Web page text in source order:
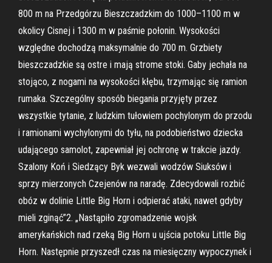
800 m na Przedgórzu Bieszczadzkim do 1000–1100 m w
okolicy Cisnej i 1300 m w paśmie połonin. Wysokości
względne dochodzą maksymalnie do 700 m. Grzbiety
bieszczadzkie są ostre i mają strome stoki. Gaby jechała na
stojąco, z nogami na wysokości kłębu, trzymając się ramion
rumaka. Szczególny sposób biegania przyjęty przez
wszystkie tytanie, z ludzkim tułowiem pochylonym do przodu
i ramionami wychylonymi do tyłu, na podobieństwo dziecka
udającego samolot, zapewniał jej ochronę w trakcie jazdy.
Szalony Koń i Siedzący Byk wezwali wodzów Siuksów i
sprzy­ mierzonych Czejenów na naradę. Zdecydowali rozbić
obóz w dolinie Little Big Horn i odpierać ataki, nawet gdyby
mieli zginąć”2. „Nastąpiło zgromadzenie wojsk
amerykańskich nad rzeką Big Horn u ujścia potoku Little Big
Horn. Następnie przyszedł czas na miesięczny wypoczynek i